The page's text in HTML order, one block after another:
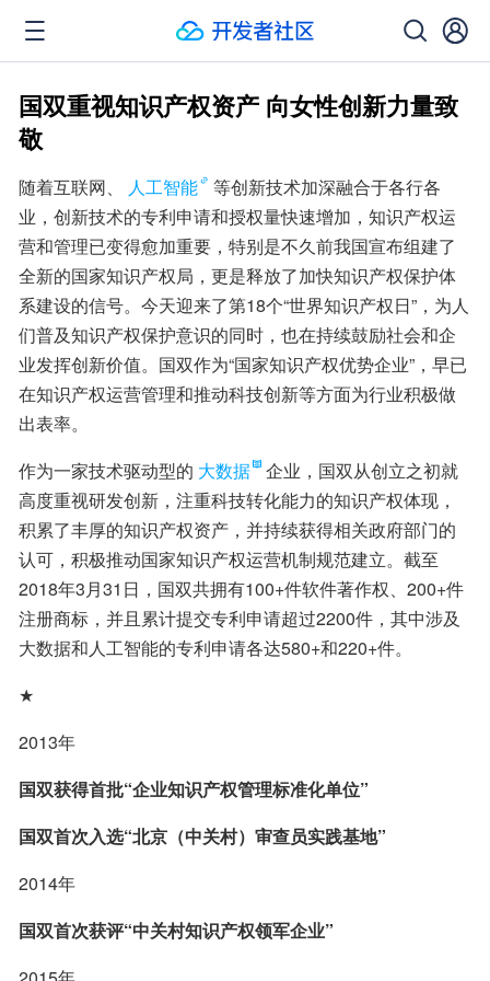
国双重视知识产权资产 向女性创新力量致
敬
随着互联网、 人工智能
等创新技术加深融合于各行各
业，创新技术的专利申请和授权量快速增加，知识产权运
营和管理已变得愈加重要，特别是不久前我国宣布组建了
全新的国家知识产权局，更是释放了加快知识产权保护体
系建设的信号。今天迎来了第18个“世界知识产权日”，为人
们普及知识产权保护意识的同时，也在持续鼓励社会和企
业发挥创新价值。国双作为“国家知识产权优势企业”，早已
在知识产权运营管理和推动科技创新等方面为行业积极做
出表率。
作为一家技术驱动型的 大数据
企业，国双从创立之初就
高度重视研发创新，注重科技转化能力的知识产权体现，
积累了丰厚的知识产权资产，并持续获得相关政府部门的
认可，积极推动国家知识产权运营机制规范建立。截至
2018年3月31日，国双共拥有100+件软件著作权、200+件
注册商标，并且累计提交专利申请超过2200件，其中涉及
大数据和人工智能的专利申请各达580+和220+件。
★
2013年
国双获得首批“企业知识产权管理标准化单位”
国双首次入选“北京（中关村）审查员实践基地”
2014年
国双首次获评“中关村知识产权领军企业”